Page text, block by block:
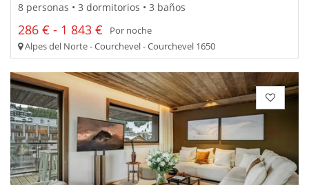
8 personas • 3 dormitorios • 3 baños
286 € - 1 843 €
Por noche
Alpes del Norte - Courchevel - Courchevel 1650